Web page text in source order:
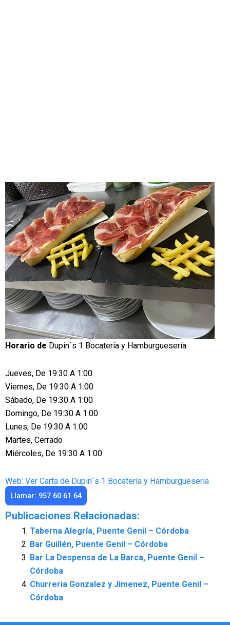
Horario de Dupin´s 1 Bocatería y Hamburguesería
Jueves, De 19:30 A 1:00
Viernes, De 19:30 A 1:00
Sábado, De 19:30 A 1:00
Domingo, De 19:30 A 1:00
Lunes, De 19:30 A 1:00
Martes, Cerrado
Miércoles, De 19:30 A 1:00
Web: Ver Carta de Dupin´s 1 Bocatería y Hamburguesería
Llamar: 957 60 61 64
Publicaciones Relacionadas:
Taberna Alegría, Puente Genil – Córdoba
Bar Guillén, Puente Genil – Córdoba
Bar La Despensa de La Barca, Puente Genil –
Córdoba
Churreria Gonzalez y Jimenez, Puente Genil –
Córdoba